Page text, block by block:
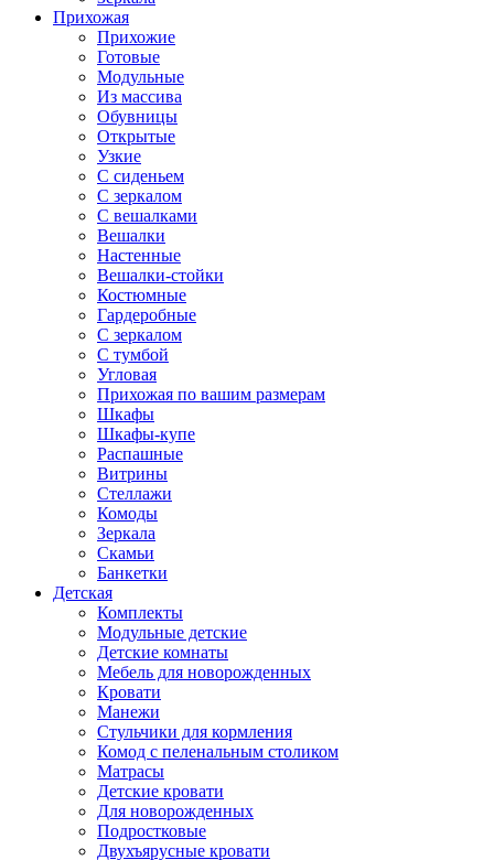
Прихожая
Прихожие
Готовые
Модульные
Из массива
Обувницы
Открытые
Узкие
С сиденьем
С зеркалом
С вешалками
Вешалки
Настенные
Вешалки-стойки
Костюмные
Гардеробные
С зеркалом
С тумбой
Угловая
Прихожая по вашим размерам
Шкафы
Шкафы-купе
Распашные
Витрины
Стеллажи
Комоды
Зеркала
Скамьи
Банкетки
Детская
Комплекты
Модульные детские
Детские комнаты
Мебель для новорожденных
Кровати
Манежи
Стульчики для кормления
Комод с пеленальным столиком
Матрасы
Детские кровати
Для новорожденных
Подростковые
Двухъярусные кровати